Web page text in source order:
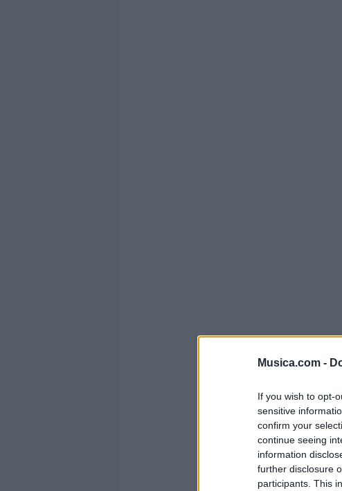
Musica.com -
If you wish to opt-
sensitive
confirm your
continue seeing
information
further disclosure
participants. This